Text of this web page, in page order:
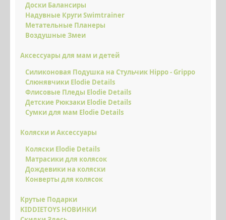
Доски Балансиры
Надувные Круги Swimtrainer
Метательные Планеры
Воздушные Змеи
Аксессуары для мам и детей
Силиконовая Подушка на Стульчик Hippo - Grippo
Слюнявчики Elodie Details
Флисовые Пледы Elodie Details
Детские Рюкзаки Elodie Details
Сумки для мам Elodie Details
Коляски и Аксессуары
Коляски Elodie Details
Матрасики для колясок
Дождевики на коляски
Конверты для колясок
Крутые Подарки
KIDDIETOYS НОВИНКИ